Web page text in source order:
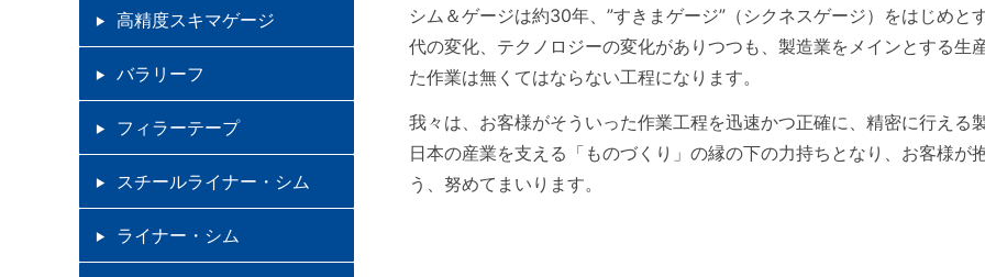
シム＆ゲージは約30年、”すきまゲージ”（シクネスゲージ）をはじめ
代の変化、テクノロジーの変化がありつつも、製造業をメインとする
た作業は無くてはならない工程になります。
我々は、お客様がそういった作業工程を迅速かつ正確に、精密に行える
日本の産業を支える「ものづくり」の縁の下の力持ちとなり、お客様が
う、努めてまいります。
高精度スキマゲージ
バラリーフ
フィラーテープ
スチールライナー・シム
ライナー・シム